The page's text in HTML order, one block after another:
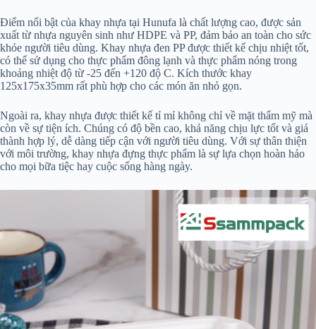
Điểm nổi bật của khay nhựa tại Hunufa là chất lượng cao, được sản
xuất từ nhựa nguyên sinh như HDPE và PP, đảm bảo an toàn cho sức
khỏe người tiêu dùng. Khay nhựa đen PP được thiết kế chịu nhiệt tốt,
có thể sử dụng cho thực phẩm đông lạnh và thực phẩm nóng trong
khoảng nhiệt độ từ -25 đến +120 độ C. Kích thước khay
125x175x35mm rất phù hợp cho các món ăn nhỏ gọn.
Ngoài ra, khay nhựa được thiết kế tỉ mỉ không chỉ về mặt thẩm mỹ mà
còn về sự tiện ích. Chúng có độ bền cao, khả năng chịu lực tốt và giá
thành hợp lý, dễ dàng tiếp cận với người tiêu dùng. Với sự thân thiện
với môi trường, khay nhựa đựng thực phẩm là sự lựa chọn hoàn hảo
cho mọi bữa tiệc hay cuộc sống hàng ngày.